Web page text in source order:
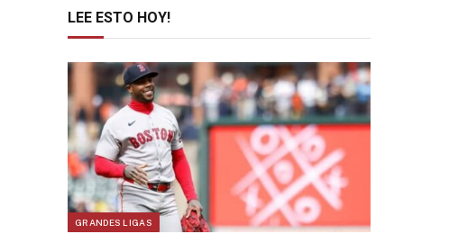
LEE ESTO HOY!
GRANDES LIGAS